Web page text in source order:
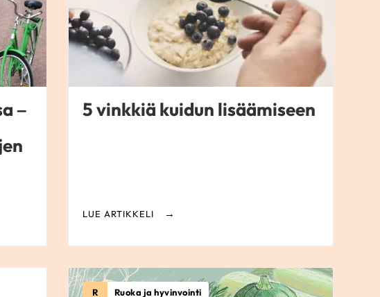
– 5 vinkkiä kuidun lisäämiseen
LUE ARTIKKELI
R Ruoka ja hyvinvointi